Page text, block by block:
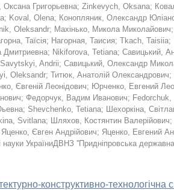
Оксана Григорьевна; Zinkevych, Oksana;
; Koval, Olena; Конопляник, Олександр
Oleksandr; Махінько, Микола Миколайович
Таїсія; Нагорная, Таисия; Tkach, Taisiia;
Дмитриевна; Nikiforova, Tetiana; Савицький,
Savytskyi, Andrii; Савицький, Олександр
Oleksandr; Титюк, Анатолій Олександрович;
Євгеній Леонідович; Юрченко, Евгений
; Федорчук, Вадим Иванович; Fedorchuk,
; Shevchenko, Tetiana; Шехоркіна,
Svitlana; Шляхов, Костянтин Валерійович;
Яценко, Євген Андрійович; Яценко, Евгений
і науки УкраїниДВНЗ ''Придніпровська
конструктивно-технологічна